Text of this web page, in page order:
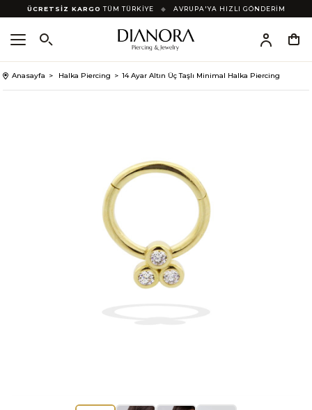
ÜCRETSİZ KARGO TÜM TÜRKİYE ◆ AVRUPA'YA HIZLI GÖNDERİM
Anasayfa Halka Piercing 14 Ayar Altın Üç Taşlı Minimal Halka Piercing